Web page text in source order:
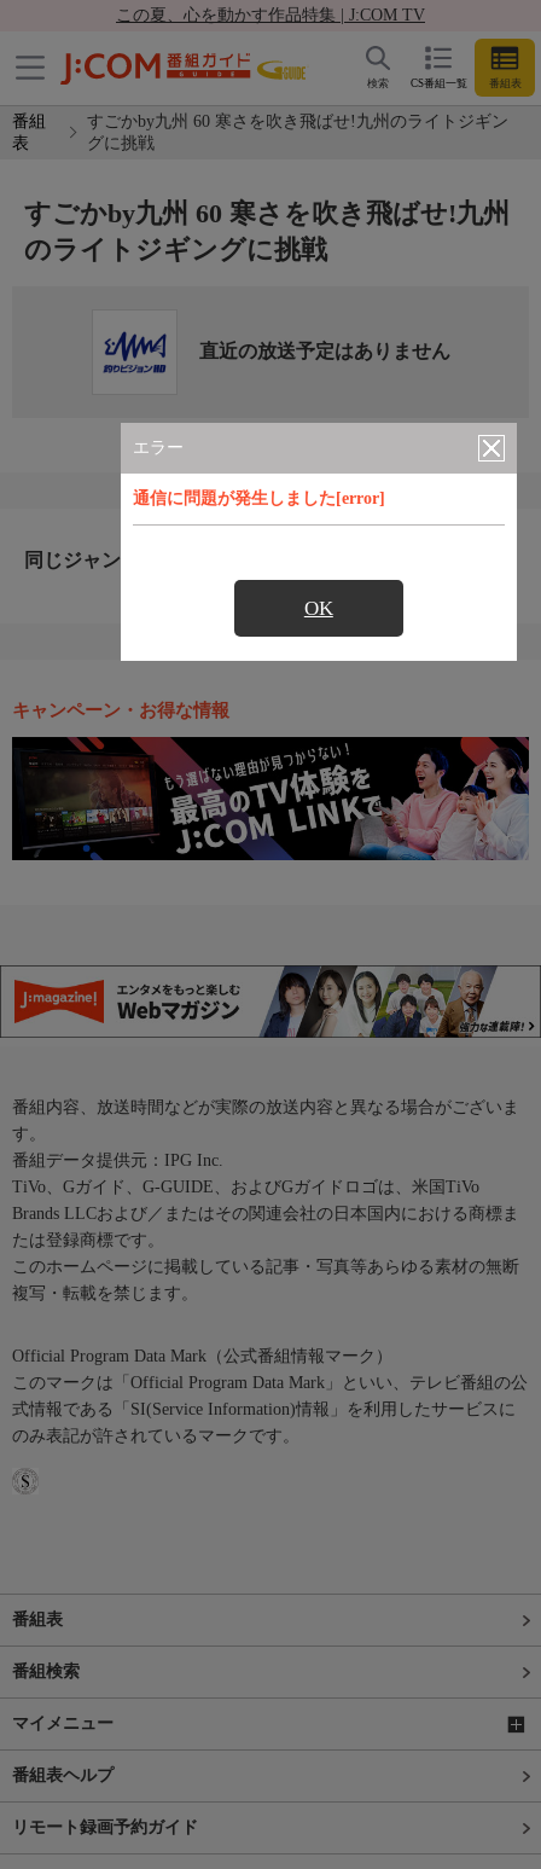
この夏、心を動かす作品特集 | J:COM TV
CS番組一覧 番組表
検索
番組
表
すごかby九州 60 寒さを吹き飛ばせ!九州のライトジギン
グに挑戦
エラー
通信に問題が発生しました[error]
OK
すごかby九州 60 寒さを吹き飛ばせ!九州
のライトジギングに挑戦
直近の放送予定はありません
同じジャンルのおすすめ番組
キャンペーン・お得な情報
番組内容、放送時間などが実際の放送内容と異なる場合がございま
す。
番組データ提供元：IPG Inc.
TiVo、Gガイド、G-GUIDE、およびGガイドロゴは、米国TiVo
Brands LLCおよび／またはその関連会社の日本国内における商標ま
たは登録商標です。
このホームページに掲載している記事・写真等あらゆる素材の無断
複写・転載を禁じます。
Official Program Data Mark（公式番組情報マーク）
このマークは「Official Program Data Mark」といい、テレビ番組の公
式情報である「SI(Service Information)情報」を利用したサービスに
のみ表記が許されているマークです。
番組表
番組検索
マイメニュー
番組表ヘルプ
リモート録画予約ガイド